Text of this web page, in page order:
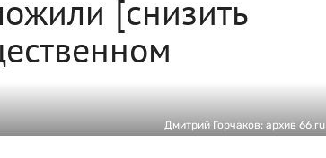
[снизить
Дмитрий Горчаков; архив 66.ru